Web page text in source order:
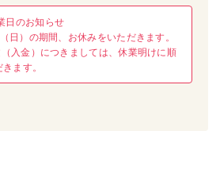
日のお知らせ
日）の期間、お休みをいただきます。
入金）につきましては、休業明けに順
ます。